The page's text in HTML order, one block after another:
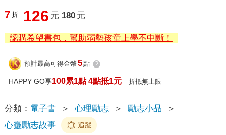
7 折 126 元 180 元
認購希望書包，幫助弱勢孩童上學不中斷！
預計最高可得金幣 5點 ?
HAPPY GO享100累1點 4點抵1元 折抵無上限
分類： 電子書 ＞ 心理勵志 ＞ 勵志小品
＞
心靈勵志故事
追蹤